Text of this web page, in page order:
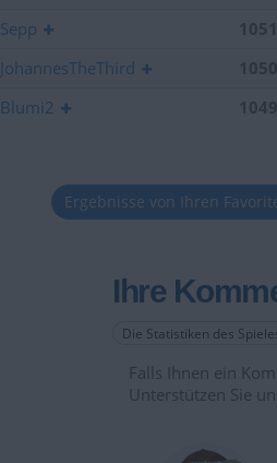
Sepp
JohannesTheThird
Blumi2
Ergebnisse von Ihren
Ihre
Die Statistiken des
Falls Ihnen ein
Unterstützen Sie